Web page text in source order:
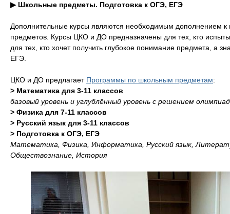
▶ Школьные предметы. Подготовка к ОГЭ, ЕГЭ
Дополнительные курсы являются необходимым дополнением
предметов. Курсы ЦКО и ДО предназначены для тех, кто
для тех, кто хочет получить глубокое понимание предмета, а
ЕГЭ.
ЦКО и ДО предлагает Программы по школьным предметам:
> Математика для 3-11 классов
базовый уровень и углублённый уровень с решением
> Физика для 7-11 классов
> Русский язык для 3-11 классов
> Подготовка к ОГЭ, ЕГЭ
Математика, Физика, Информатика, Русский язык,
Обществознание, История